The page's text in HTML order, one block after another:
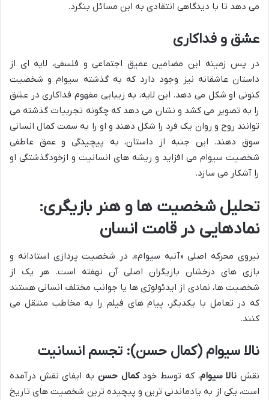
می دهد تا با دیدگاهی انتقادی به این مسائل بنگرد.
عشق و فداکاری
در پس زمینه این مضامین عمیق اجتماعی و فلسفی، لایه ای از
داستان عاشقانه نیز وجود دارد که به گذشته سیوام و شخصیت
کنونی او شکل می دهد. این لایه، به زیبایی مفهوم فداکاری در عشق
را به تصویر می کشد و نشان می دهد که چگونه تجربیات گذشته می
توانند روح و روان یک فرد را شکل دهند و او را به سمت کمال انسانی
سوق دهند. این جنبه از داستان، به پیچیدگی و عمق عاطفی
شخصیت سیوام می افزاید و ریشه های انسانیت و ازخودگذشتگی او
را آشکار می سازد.
تحلیل شخصیت ها و هنر بازیگری:
نمادهایی در قامت انسان
نیروی محرکه اصلی «آنبه سیوام»، در شخصیت پردازی استادانه و
بازی های درخشان بازیگران اصلی آن نهفته است. هر یک از
شخصیت ها، نمادی از ایدئولوژی ها یا جوانب مختلف انسانی هستند
که در تعامل با یکدیگر، پیام های فیلم را به مخاطب منتقل می
کنند.
نالا سیوام (کمال حسن): تجسم انسانیت
نقش نالا سیوام، که توسط خودکمال حسن به ایفای نقش درآمده
است، یکی از به یادماندنی ترین و پیچیده ترین شخصیت های تاریخ